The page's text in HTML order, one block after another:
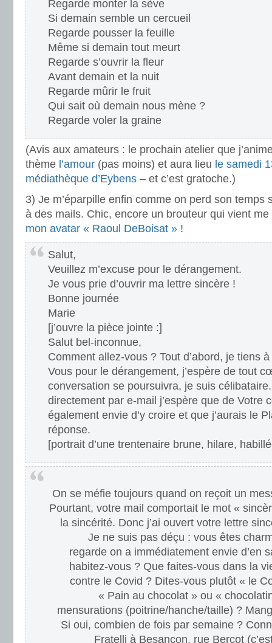
Regarde monter la sève
Si demain semble un cercueil
Regarde pousser la feuille
Même si demain tout meurt
Regarde s’ouvrir la fleur
Avant demain et la nuit
Regarde mûrir le fruit
Qui sait où demain nous mène ?
Regarde voler la graine
(Avis aux amateurs : le prochain atelier que
thème l’amour (pas moins) et aura lieu le samedi
médiathèque d’Eybens – et c’est gratoche.)
3) Je m’éparpille enfin comme on perd son temps
à des mails. Chic, encore un brouteur qui vient
mon avatar « Raoul DeBoisat » !
Salut,
Veuillez m’excuse pour le dérangement.
Je vous prie d’ouvrir ma lettre sincère !
Bonne journée
Marie
[j’ouvre la pièce jointe :]
Salut bel-inconnue,
Comment allez-vous ? Tout d’abord, je tiens
Vous pour le dérangement, j’espère de tout
conversation se poursuivra, je suis
directement par e-mail j’espère que de Votre
également envie d’y croire et que j’aurais le
réponse.
[portrait d’une trentenaire brune, hilare,
On se méfie toujours quand on reçoit un
Pourtant, votre mail comportait le mot «
la sincérité. Donc j’ai ouvert votre lettre
Je ne suis pas déçu : vous êtes
regarde on a immédiatement envie d’en
habitez-vous ? Que faites-vous dans la
contre le Covid ? Dites-vous plutôt « le
« Pain au chocolat » ou «
mensurations (poitrine/hanche/taille) ?
Si oui, combien de fois par semaine ?
Fratelli à Besançon, rue Berçot